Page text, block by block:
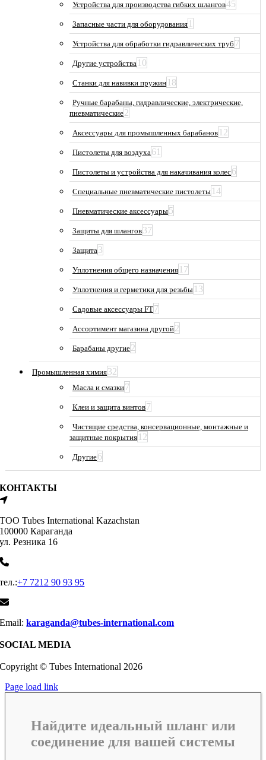
Устройства для производства гибких шлангов45
Запасные части для оборудования 1
Устройства для обработки гидравлических труб 7
Другие устройства 10
Станки для навивки пружин 18
Ручные барабаны, гидравлические, электрические,
пневматические2
Аксессуары для промышленных барабанов 12
Пистолеты для воздуха61
Пистолеты и устройства для накачивания колес6
Специальные пневматические пистолеты 14
Пневматические аксессуары5
Защиты для шлангов37
Защита3
Уплотнения общего назначения 17
Уплотнения и герметики для резьбы 13
Садовые аксессуары FT7
Ассортимент магазина другой2
Барабаны другие2
Промышленная химия32
Масла и смазки7
Клеи и защита винтов7
Чистящие средства, консервационные, монтажные и
защитные покрытия 12
Другие6
КОНТАКТЫ
ТОО Tubes International Kazachstan
100000 Караганда
ул. Резника 16
тел.:+7 7212 90 93 95
Email:karaganda@tubes-international.com
SOCIAL MEDIA
Copyright © Tubes International 2026
Page load link
Найдите идеальный шланг или
соединение для вашей системы